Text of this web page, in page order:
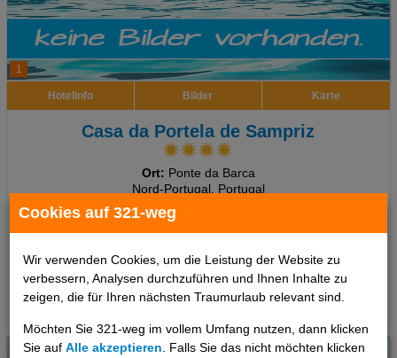
Cookies auf 321-weg
Wir verwenden Cookies, um die Leistung der Website zu
verbessern, Analysen durchzuführen und Ihnen Inhalte zu
zeigen, die für Ihren nächsten Traumurlaub relevant sind.
Möchten Sie 321-weg im vollem Umfang nutzen, dann klicken
Sie aufAlle akzeptieren . Falls Sie das nicht möchten klicken
1
Hotelinfo Bilder Karte
Casa da Portela de Sampriz
Ort: Ponte da Barca
Nord-Portugal, Portugal
7 Tage
Doppelzimmer, Frühstück
pro Person
Termine